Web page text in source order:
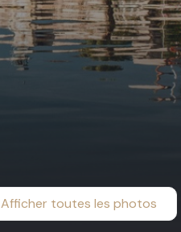
Afficher toutes les photos